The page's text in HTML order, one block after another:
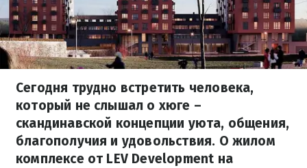
Сегодня трудно встретить человека,
который не слышал о хюге –
скандинавской концепции уюта, общения,
благополучия и удовольствия. О жилом
комплексе от LEV Development на